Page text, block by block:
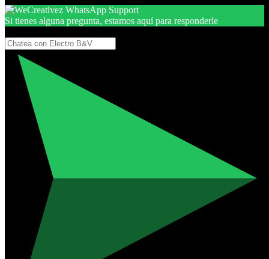
Si tienes alguna pregunta, estamos aquí para responderle